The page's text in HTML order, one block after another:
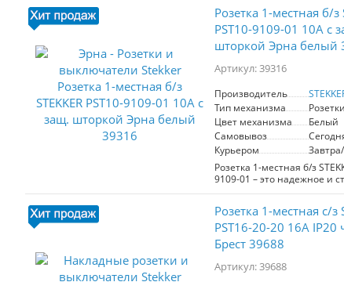
16А и номинальным
250В, она обеспечивает
подключение приборов.
размеры (55*55*35 мм)
легко интегрировать ее в
интерьер. Изготовленная из
также латунных
отличается прочностью и
долговечностью.
привлекательный цвет
гармонично впишется в
дизайны, добавляя нотку
Защитные шторки
безопасность,
случайный доступ к
контактам. Розетка
диапазоне температур от 0
имеет степень защиты IP20,
ее идеальной для
помещениях. Производитель
гарантирует высокое
надежность своей
Розетка 1-местная б/з
PST10-9109-01 10А с
шторкой Эрна белый
Артикул: 39316
Производитель
Тип механизма
Цвет механизма
Белый
Самовывоз
Курьером
Розетка 1-местная б/з
9109-01 – это надежное и
решение для ваших
для установки в местах,
не требуется.
прочного PP и ABS
латунных деталей, розетка
хорошей износостойкостью
долговечностью. Она
Розетка 1-местная с/з
PST16-20-20 16А
Брест 39688
Артикул: 39688